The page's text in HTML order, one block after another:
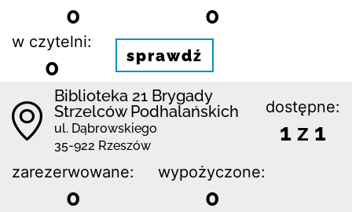
0 0
w czytelni:
0 sprawdź
Biblioteka 21 Brygady
Strzelców Podhalańskich
ul. Dąbrowskiego
35-922 Rzeszów
dostępne:
1 z 1
zarezerwowane:
0
wypożyczone:
0